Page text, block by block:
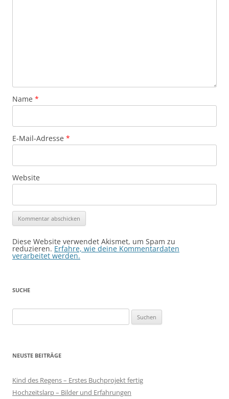
Name *
E-Mail-Adresse *
Website
Diese Website verwendet Akismet, um Spam zu
reduzieren. Erfahre, wie deine Kommentardaten
verarbeitet werden.
SUCHE
nach:
NEUSTE BEITRÄGE
Kind des Regens – Erstes Buchprojekt fertig
Hochzeitslarp – Bilder und Erfahrungen